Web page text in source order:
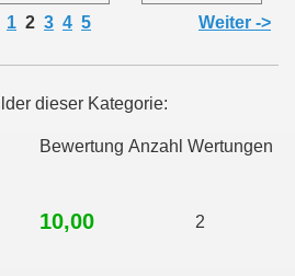
1 2 3 4 5 Weiter ->
dieser Kategorie:
Bewertung Anzahl Wertungen
10,00 2